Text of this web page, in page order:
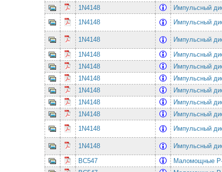
1N4148
Импульсный
1N4148
Импульсный
1N4148
Импульсный
1N4148
Импульсный
1N4148
Импульсный
1N4148
Импульсный
1N4148
Импульсный
1N4148
Импульсный
1N4148
Импульсный
1N4148
Импульсный
1N4148
Импульсный
BC547
Маломощные